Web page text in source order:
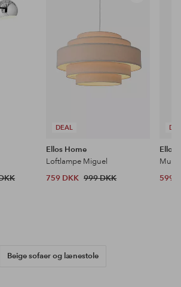
til
DEAL
Ellos Home
Loftlampe Miguel
759 DKK 999 DKK
Ellos
599
Beige sofaer og lænestole